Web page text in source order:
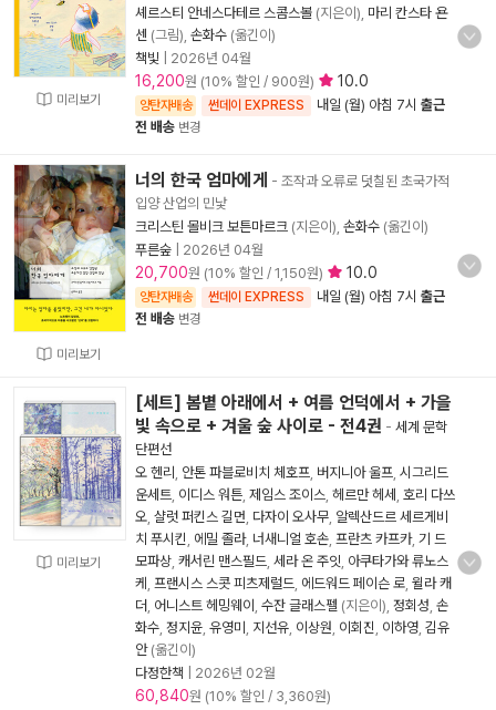
미리보기
셰르스티 안네스다테르 스콤스볼 (지은이), 마리 칸스타 욘
센 (그림), 손화수 (옮긴이)
책빛
2026년 04월
16,200원 (10% 할인 / 900원) 10.0
양탄자배송 썬데이 EXPRESS 내일 (월) 아침 7시 출근
전 배송 변경
미리보기
너의 한국 엄마에게 - 조작과 오류로 덧칠된 초국가적
입양 산업의 민낯
크리스틴 몰비크 보튼마르크 (지은이), 손화수 (옮긴이)
푸른숲
2026년 04월
20,700원 (10% 할인 / 1,150원) 10.0
양탄자배송 썬데이 EXPRESS 내일 (월) 아침 7시 출근
전 배송 변경
미리보기
[세트] 봄볕 아래에서 + 여름 언덕에서 + 가을
빛 속으로 + 겨울 숲 사이로 - 전4권 - 세계 문학
단편선
오 헨리
안톤 파블로비치 체호프 버지니아 울프 시그리드
운세트 이디스 워튼 제임스 조이스 헤르만 헤세
호리 다쓰
오 샬럿 퍼킨스 길먼 다자이 오사무 알렉산드르 세르게비
치 푸시킨 에밀 졸라, 너새니얼 호손 프란츠 카프카, 기 드
모파상 캐서린 맨스필드 세라 온 주잇 아쿠타가와 류노스
케
프랜시스 스콧 피츠제럴드 에드워드 페이슨 로 윌라 캐
더 어니스트 헤밍웨이 수잔 글래스펠 (지은이), 정회성 손
화수 정지윤 유영미 지선유 이상원 이회진 이하영 김유
안(옮긴이)
다정한책
2026년 02월
60,840원 (10% 할인 / 3,360원)